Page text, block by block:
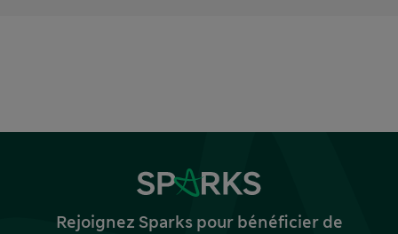
Rejoignez Sparks pour bénéficier de